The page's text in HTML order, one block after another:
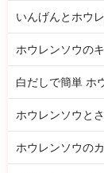
いんげんとホウ
ホウレンソウの
白だしで簡単 ホ
ホウレンソウと
ホウレンソウの